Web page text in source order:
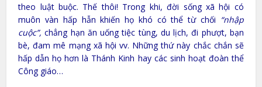
theo luật buộc. Thế thôi! Trong khi, đời sống xã hội có
muôn vàn hấp hẫn khiến họ khó có thể từ chối “nhập
cuộc”, chẳng hạn ăn uống tiệc tùng, du lịch, đi phượt, bạn
bè, đam mê mạng xã hội vv. Những thứ này chắc chắn sẽ
hấp dẫn họ hơn là Thánh Kinh hay các sinh hoạt đoàn thể
Công giáo…